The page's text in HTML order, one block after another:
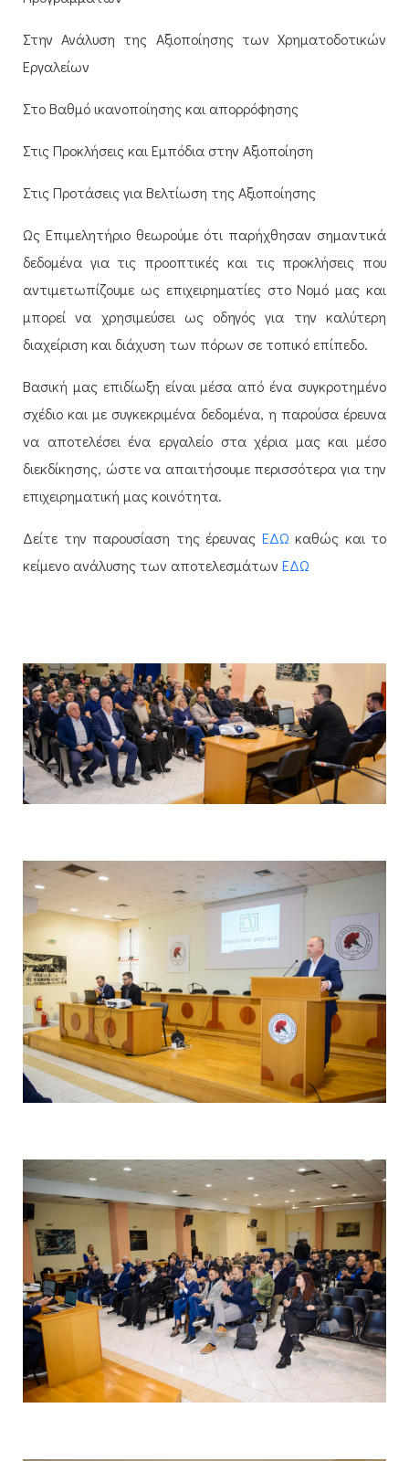
Στην Ανάλυση της Αξιοποίησης των Χρηματοδοτικών
Εργαλείων
Στο Βαθμό ικανοποίησης και απορρόφησης
Στις Προκλήσεις και Εμπόδια στην Αξιοποίηση
Στις Προτάσεις για Βελτίωση της Αξιοποίησης
Ως Επιμελητήριο θεωρούμε ότι παρήχθησαν σημαντικά
δεδομένα για τις προοπτικές και τις προκλήσεις που
αντιμετωπίζουμε ως επιχειρηματίες στο Νομό μας και
μπορεί να χρησιμεύσει ως οδηγός για την καλύτερη
διαχείριση και διάχυση των πόρων σε τοπικό επίπεδο.
Βασική μας επιδίωξη είναι μέσα από ένα συγκροτημένο
σχέδιο και με συγκεκριμένα δεδομένα, η παρούσα έρευνα
να αποτελέσει ένα εργαλείο στα χέρια μας και μέσο
διεκδίκησης, ώστε να απαιτήσουμε περισσότερα για την
επιχειρηματική μας κοινότητα.
Δείτε την παρουσίαση της έρευνας ΕΔΩ καθώς και το
κείμενο ανάλυσης των αποτελεσμάτων ΕΔΩ